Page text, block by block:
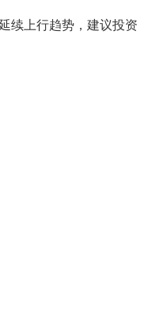
续上行趋势，建议投资